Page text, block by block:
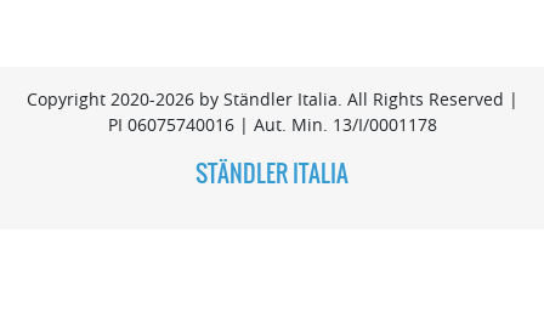
Copyright 2020-2026 by Ständler Italia. All Rights Reserved |
PI 06075740016 | Aut. Min. 13/I/0001178
STÄNDLER ITALIA